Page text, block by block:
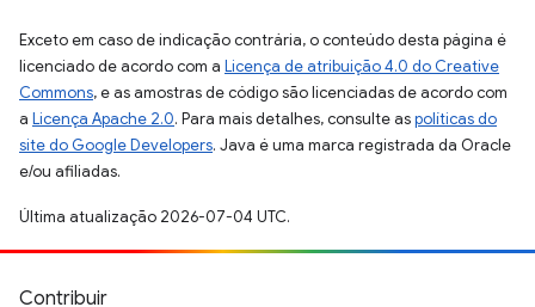
Exceto em caso de indicação contrária, o conteúdo desta página é
licenciado de acordo com a Licença de atribuição 4.0 do Creative
Commons, e as amostras de código são licenciadas de acordo com
a Licença Apache 2.0. Para mais detalhes, consulte aspolíticas do
site do Google Developers. Java é uma marca registrada da Oracle
e/ou afiliadas.
Última atualização 2026-07-04 UTC.
Contribuir